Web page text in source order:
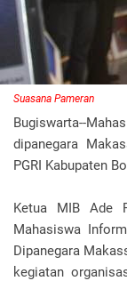
Suasana Pameran
Bugiswarta--
dipanegara
PGRI Kabupaten
Ketua MIB Ade
Mahasiswa
Dipanegara
kegiatan